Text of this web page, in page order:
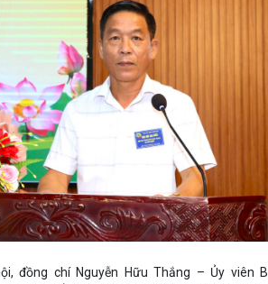
đồng chí Nguyễn Hữu Thắng – Ủy viên